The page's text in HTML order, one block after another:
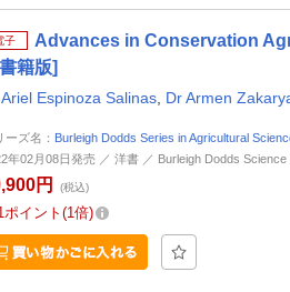
子
Advances in Conservation
籍版]
Espinoza Salinas Dr Armen
ーズ名： Burleigh Dodds Series in Agricultural
年02月08日発売 ／ 洋書 ／ Burleigh Dodds Science
円 (税込)
ポイント 1倍